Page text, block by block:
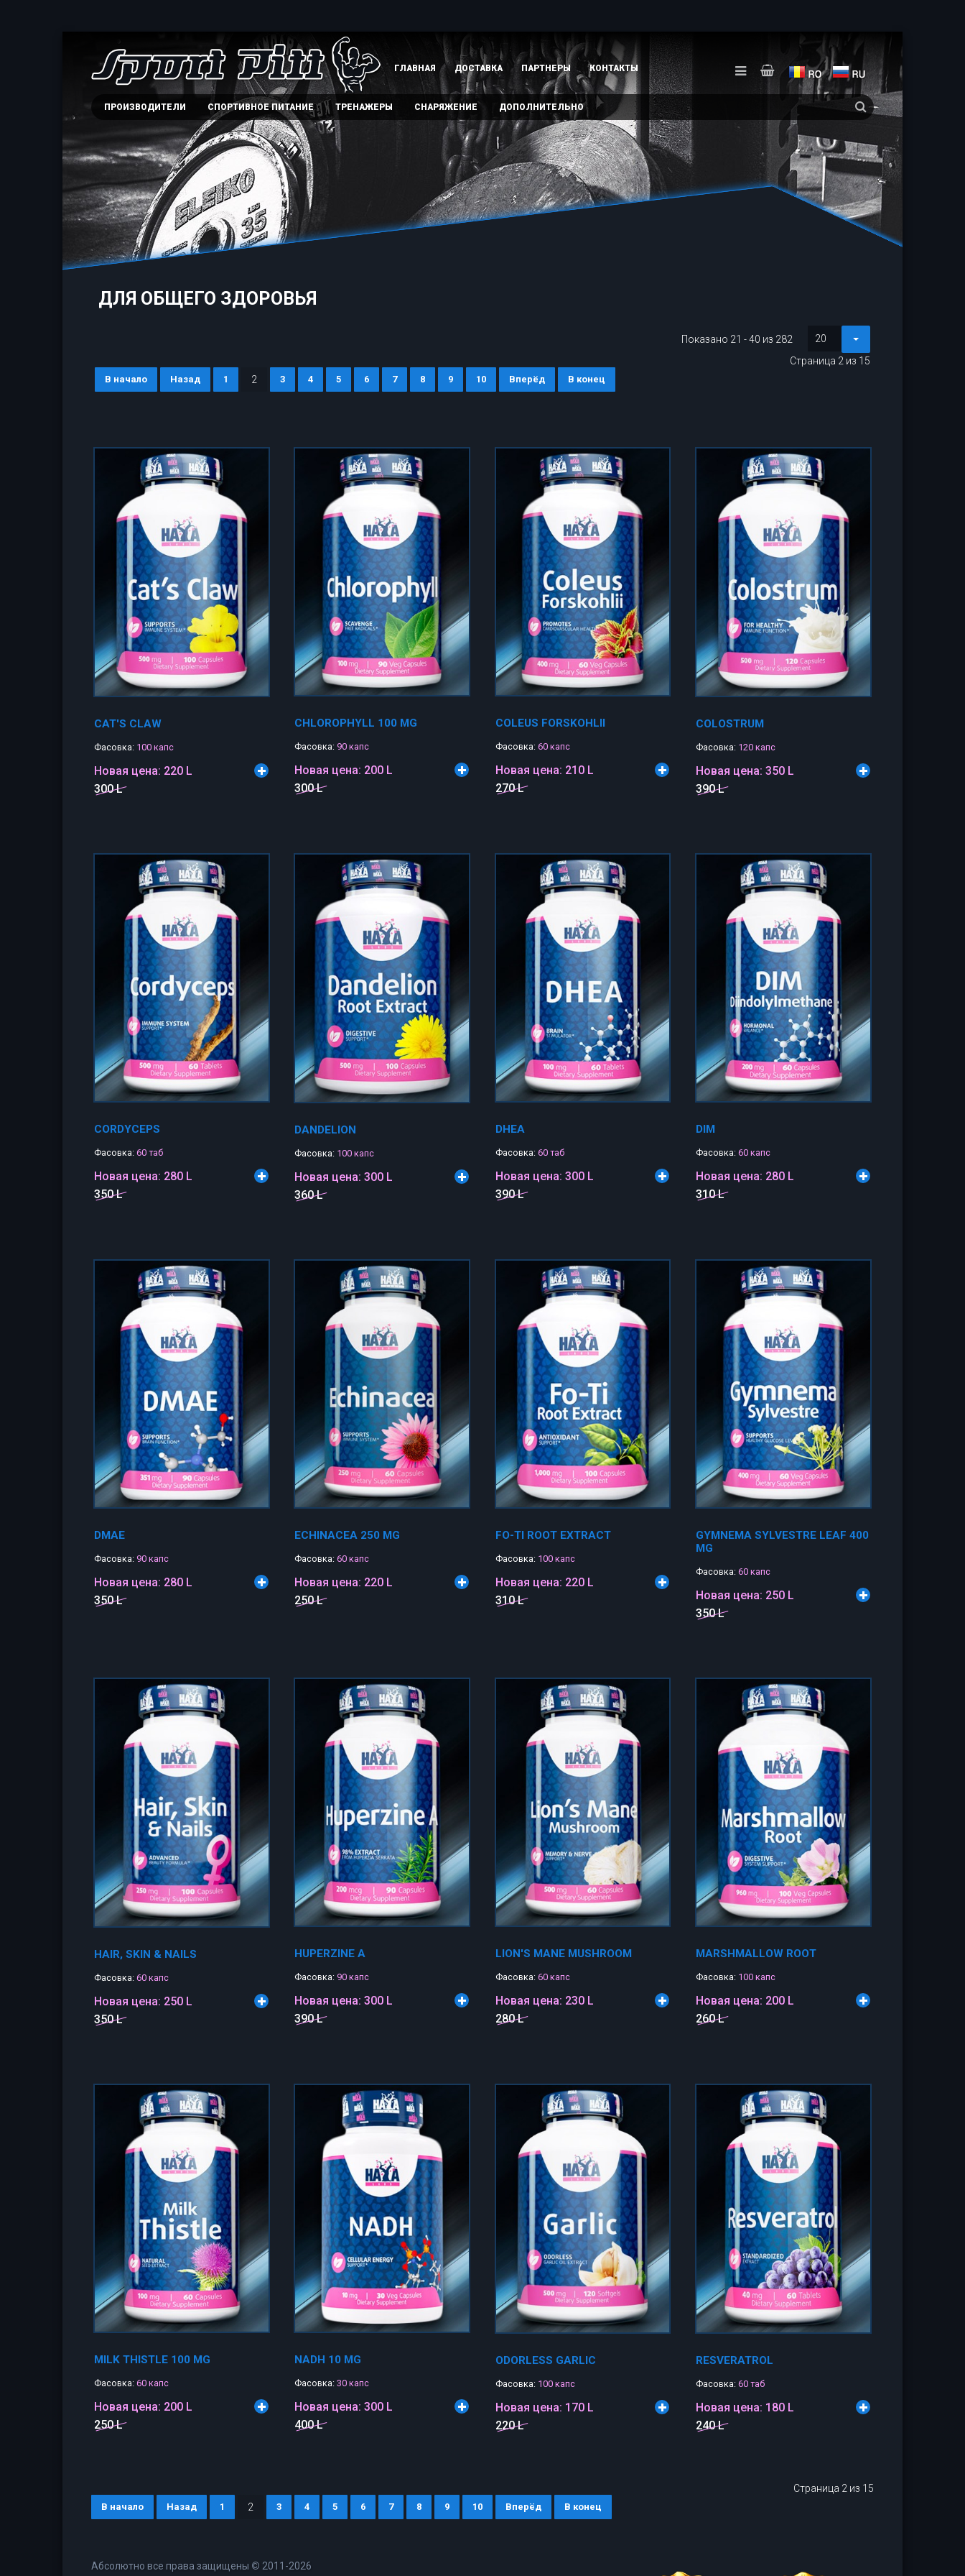
ГЛАВНАЯ ДОСТАВКА ПАРТНЕРЫ КОНТАКТЫ
ПРОИЗВОДИТЕЛИ СПОРТИВНОЕ ПИТАНИЕ ТРЕНАЖЕРЫ СНАРЯЖЕНИЕ ДОПОЛНИТЕЛЬНО
ДЛЯ ОБЩЕГО ЗДОРОВЬЯ
Показано 21 - 40 из 282 20
В начало Назад 1 2 3 4 5 6 7 8 9 10 Вперёд В конец
Страница 2 из 15
CAT'S CLAW
Фасовка: 100 капс
Новая цена: 220 L
300 L
CHLOROPHYLL 100 MG
Фасовка: 90 капс
Новая цена: 200 L
300 L
COLEUS FORSKOHLII
Фасовка: 60 капс
Новая цена: 210 L
270 L
COLOSTRUM
Фасовка: 120 капс
Новая цена:350 L
390 L
CORDYCEPS
Фасовка: 60 таб
Новая цена: 280 L
350 L
DANDELION
Фасовка: 100 капс
Новая цена:300 L
360 L
DHEA
Фасовка: 60 таб
Новая цена: 300 L
390 L
DIM
Фасовка:60 капс
Новая цена: 280 L
310 L
DMAE
Фасовка: 90 капс
Новая цена: 280 L
350 L
ECHINACEA 250 MG
Фасовка:60 капс
Новая цена: 220 L
250 L
FO-TI ROOT EXTRACT
Фасовка: 100 капс
Новая цена: 220 L
310 L
GYMNEMA SYLVESTRE LEAF 400
MG
Фасовка:60 капс
Новая цена: 250 L
350 L
HAIR, SKIN & NAILS
Фасовка: 60 капс
Новая цена: 250 L
350 L
HUPERZINE A
Фасовка: 90 капс
Новая цена:300 L
390 L
LION'S MANE MUSHROOM
Фасовка: 60 капс
Новая цена: 230 L
280 L
MARSHMALLOW ROOT
Фасовка: 100 капс
Новая цена: 200 L
260 L
MILK THISTLE 100 MG
Фасовка: 60 капс
Новая цена: 200 L
250 L
NADH 10 MG
Фасовка:30 капс
Новая цена:300 L
400 L
ODORLESS GARLIC
Фасовка: 100 капс
Новая цена: 170 L
220 L
RESVERATROL
Фасовка:60 таб
Новая цена: 180 L
240 L
В начало Назад 1 2 3 4 5 6 7 8 9 10 Вперёд В конец
Страница 2 из 15
Абсолютно все права защищены © 2011-2026